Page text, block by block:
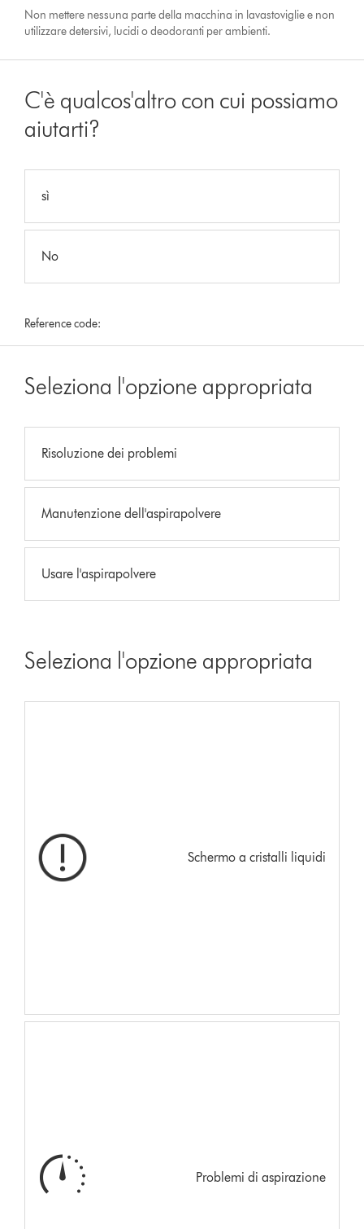
Non mettere nessuna parte della macchina in lavastoviglie e non
utilizzare detersivi, lucidi o deodoranti per ambienti.
C'è qualcos'altro con cui possiamo
aiutarti?
sì
No
Reference code:
Seleziona l'opzione appropriata
Risoluzione dei problemi
Manutenzione dell'aspirapolvere
Usare l'aspirapolvere
Seleziona l'opzione appropriata
Schermo a cristalli liquidi
Problemi di aspirazione